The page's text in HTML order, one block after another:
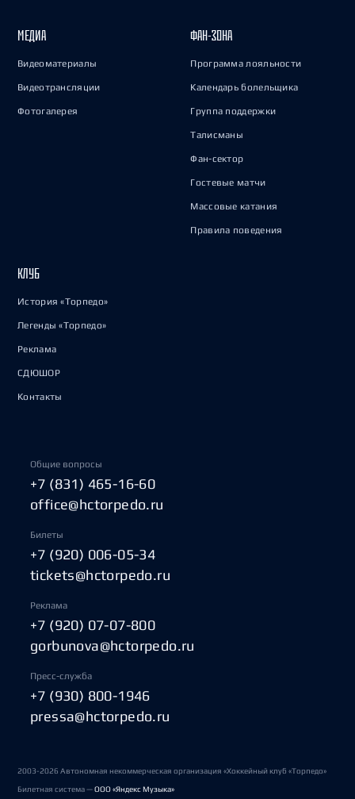
МЕДИА
Видеоматериалы
Видеотрансляции
Фотогалерея
ФАН-ЗОНА
Программа лояльности
Календарь болельщика
Группа поддержки
Талисманы
Фан-сектор
Гостевые матчи
Массовые катания
Правила поведения
КЛУБ
История «Торпедо»
Легенды «Торпедо»
Реклама
СДЮШОР
Контакты
Общие вопросы
+7 (831) 465-16-60
office@hctorpedo.ru
Билеты
+7 (920) 006-05-34
tickets@hctorpedo.ru
Реклама
+7 (920) 07-07-800
gorbunova@hctorpedo.ru
Пресс-служба
+7 (930) 800-1946
pressa@hctorpedo.ru
2003-2026 Автономная некоммерческая организация «Хоккейный клуб «Торпедо»
Билетная система —ООО «Яндекс Музыка»